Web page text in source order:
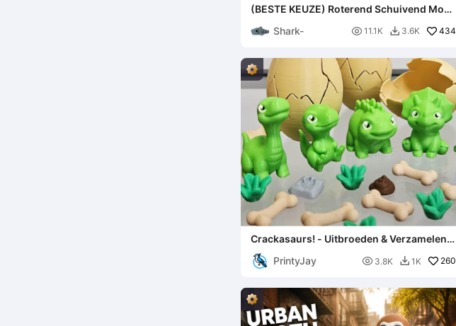
(BESTE KEUZE) Roterend Schuivend Moer
Shark-
 11.1K  3.6K 434
Crackasaurs! - Uitbroeden & Verzamelen!
PrintyJay
 3.8K  1K 260